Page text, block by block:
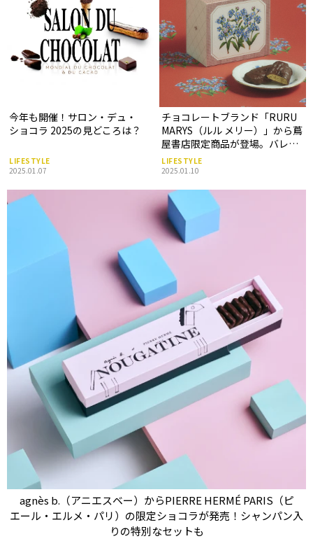
今年も開催！サロン・デュ・
ショコラ 2025の見どころは？
LIFESTYLE
2025.01.07
チョコレートブランド「RURU
MARYS（ルル メリー）」から蔦
屋書店限定商品が登場。バレン
タインやホワイトデーなどのギ
フトに！
LIFESTYLE
2025.01.10
agnès b.（アニエスベー）からPIERRE HERMÉ PARIS（ピ
エール・エルメ・パリ）の限定ショコラが発売！シャンパン入
りの特別なセットも